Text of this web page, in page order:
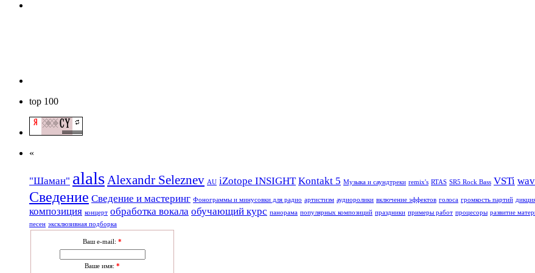
top 100
«
"Шаман" alals Alexandr Seleznev AU iZotope INSIGHT Kontakt 5 Mузыкa и саундтреки remix's RTAS SR5 Rock Bass VSTi
Сведение Сведение и мастеринг Фонограммы и минусовки для радио артистизм аудиоролики включение эффектов голоса громкость партий
композиция концерт обработка вокала обучающий курс панорама популярных композиций праздники примеры работ процесоры развитие
песен эксклюзивная подборка
Ваш e-mail: *
Ваше имя: *